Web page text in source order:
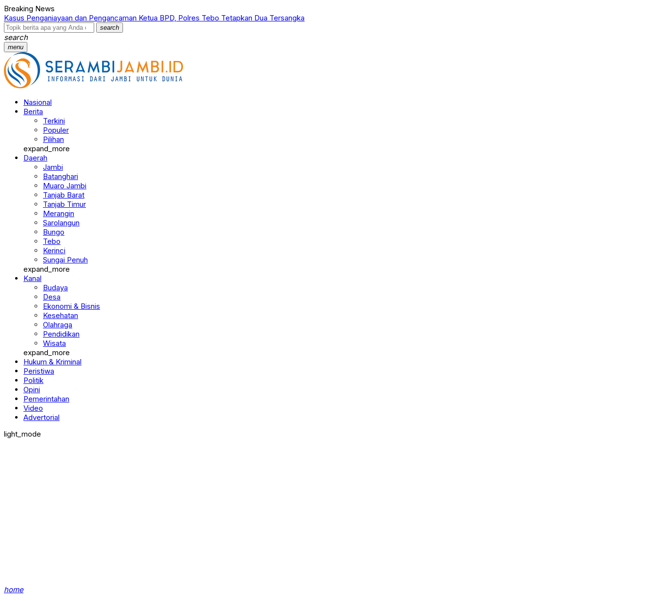
Breaking News
Ketua BPD, Polres Tebo Tetapkan Dua Tersangka
search
search
menu
Nasional
Berita
Terkini
Populer
Pilihan
expand_more
Daerah
Jambi
Batanghari
Muaro Jambi
Tanjab Barat
Tanjab Timur
Merangin
Sarolangun
Bungo
Tebo
Kerinci
Sungai Penuh
expand_more
Kanal
Budaya
Desa
Ekonomi & Bisnis
Kesehatan
Olahraga
Pendidikan
Wisata
expand_more
Hukum & Kriminal
Peristiwa
Politik
Opini
Pemerintahan
Video
Advertorial
light_mode
home